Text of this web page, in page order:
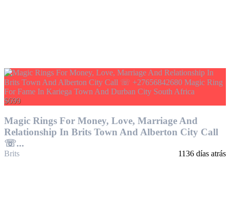
$699
Magic Rings For Money, Love, Marriage And
Relationship In Brits Town And Alberton City Call
☏...
Brits 1136 días atrás